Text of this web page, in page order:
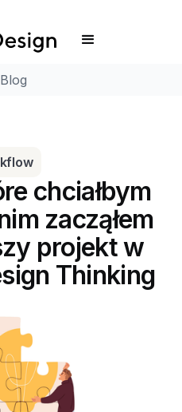
Blog
chciałbym
zacząłem
projekt w
Thinking